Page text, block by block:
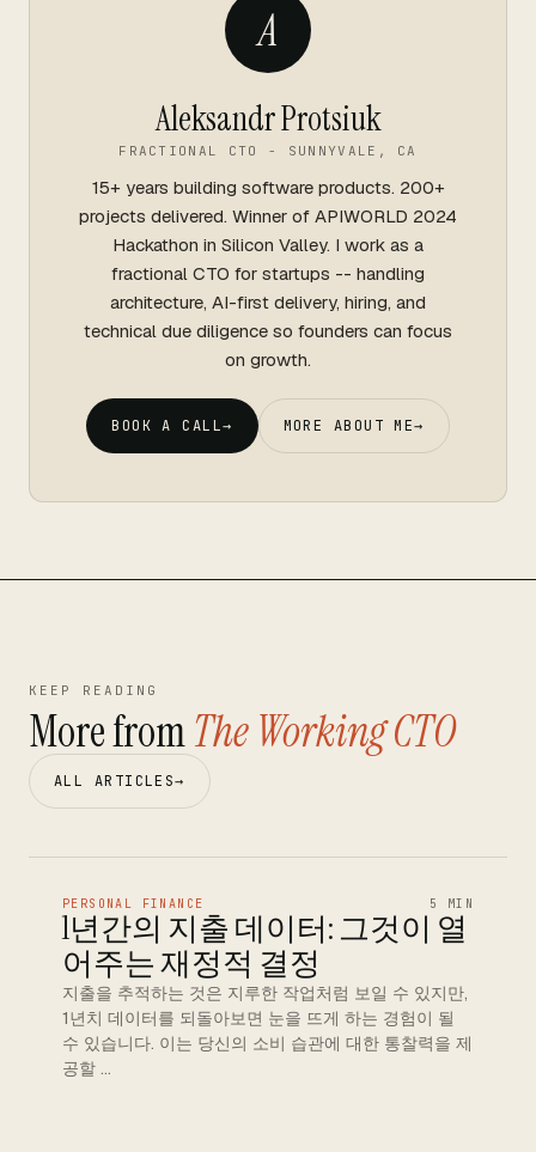
A
Aleksandr Protsiuk
FRACTIONAL CTO - SUNNYVALE, CA
15+ years building software products. 200+
projects delivered. Winner of APIWORLD 2024
Hackathon in Silicon Valley. I work as a
fractional CTO for startups -- handling
architecture, AI-first delivery, hiring, and
technical due diligence so founders can focus
on growth.
BOOK A CALL→ MORE ABOUT ME→
KEEP READING
More fromThe Working CTO
ALL ARTICLES→
PERSONAL FINANCE 5 MIN
1년간의 지출 데이터: 그것이 열
어주는 재정적 결정
지출을 추적하는 것은 지루한 작업처럼 보일 수 있지만,
1년치 데이터를 되돌아보면 눈을 뜨게 하는 경험이 될
수 있습니다. 이는 당신의 소비 습관에 대한 통찰력을 제
공할 …